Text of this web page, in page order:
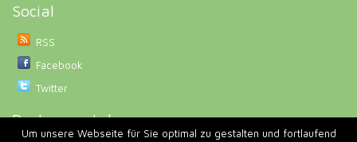
Social
RSS
Facebook
Twitter
Partnerportale
Um unsere Webseite für Sie optimal zu gestalten und fortlaufend